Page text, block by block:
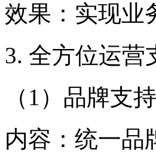
效果：实现业
3. 全方位运营
（1）品牌支持
内容：统一品